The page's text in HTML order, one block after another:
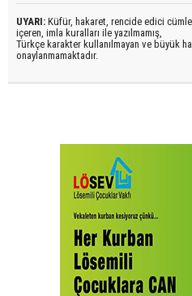
UYARI: Küfür, hakaret, rencide edici
içeren, imla kuralları ile yazılmamış,
Türkçe karakter kullanılmayan ve büyük
onaylanmamaktadır.